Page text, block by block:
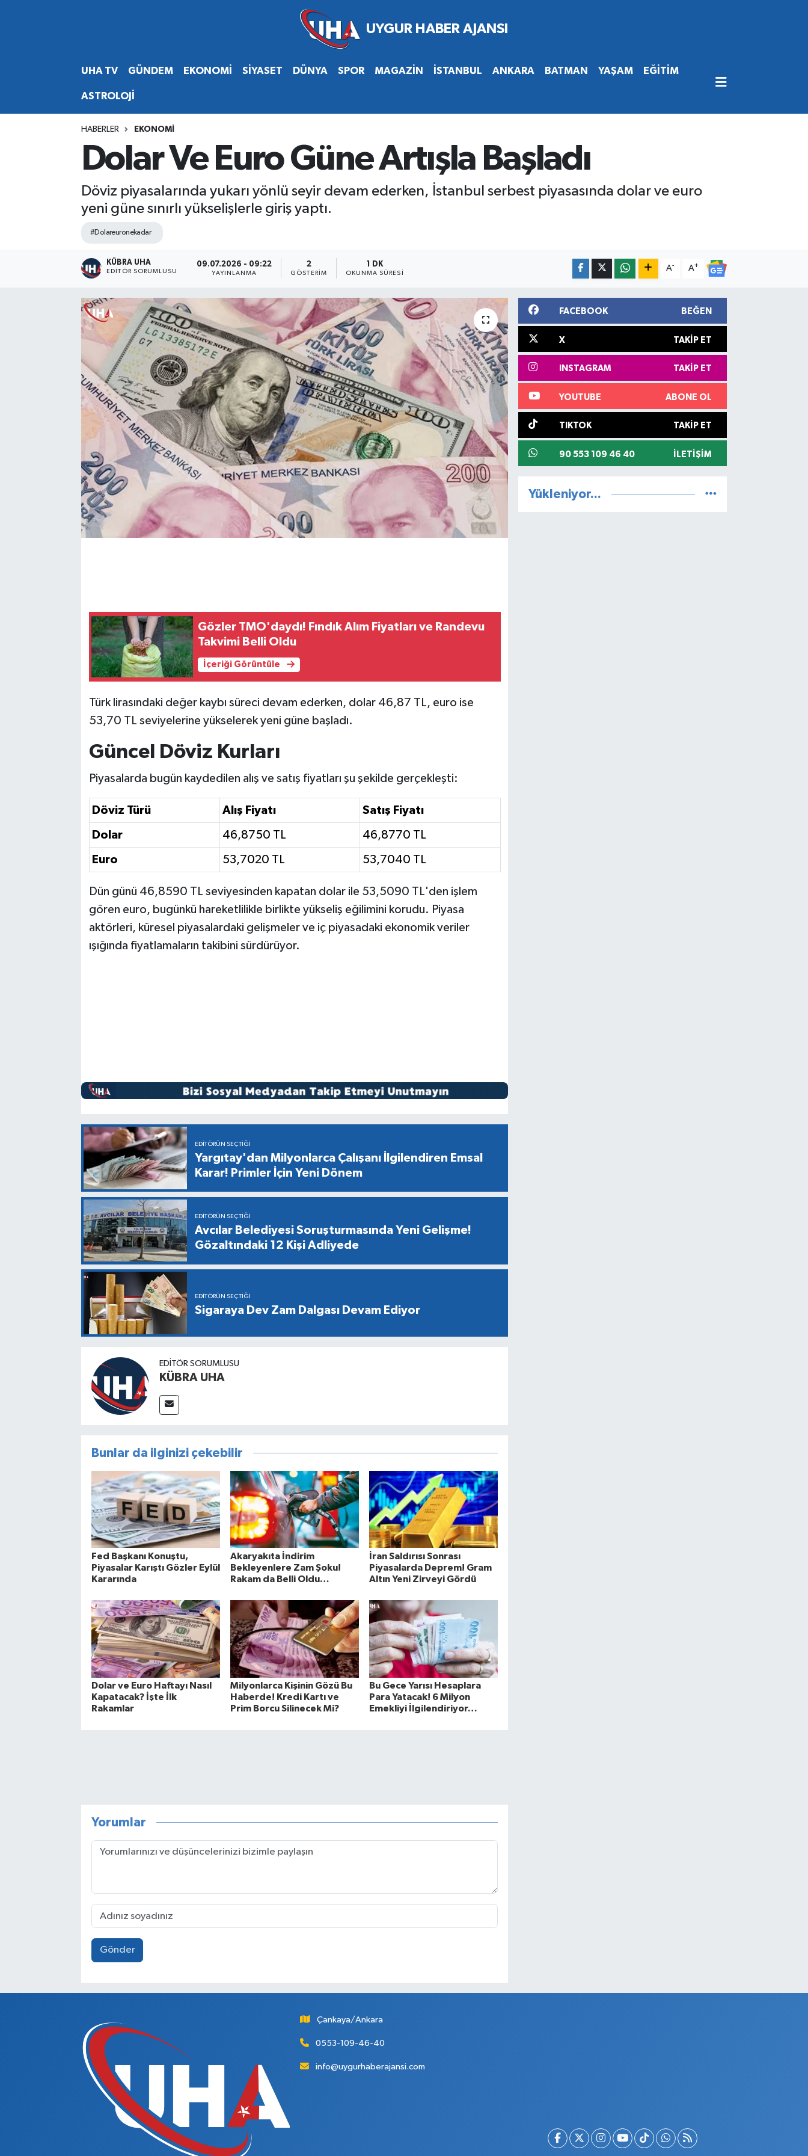
UHA TV GÜNDEM EKONOMİ SİYASET DÜNYA SPOR MAGAZİN İSTANBUL ANKARA BATMAN YAŞAM EĞİTİM
ASTROLOJİ
HABERLER EKONOMİ
Dolar Ve Euro Güne Artışla Başladı
Döviz piyasalarında yukarı yönlü seyir devam ederken, İstanbul serbest piyasasında dolar ve euro
yeni güne sınırlı yükselişlerle giriş yaptı.
#Dolareuronekadar
KÜBRA UHA
EDİTÖR SORUMLUSU
09.07.2026 - 09:22
YAYINLANMA
2
GÖSTERIM
1 DK
OKUNMA SÜRESI
A- A+
Gözler TMO'daydı! Fındık Alım Fiyatları ve Randevu
Takvimi Belli Oldu
İçeriği Görüntüle
Türk lirasındaki değer kaybı süreci devam ederken, dolar 46,87 TL, euro ise
53,70 TL seviyelerine yükselerek yeni güne başladı.
Güncel Döviz Kurları
Piyasalarda bugün kaydedilen alış ve satış fiyatları şu şekilde gerçekleşti:
Döviz Türü Alış Fiyatı Satış Fiyatı
Dolar 46,8750 TL 46,8770 TL
Euro 53,7020 TL 53,7040 TL
Dün günü 46,8590 TL seviyesinden kapatan dolar ile 53,5090 TL'den işlem
gören euro, bugünkü hareketlilikle birlikte yükseliş eğilimini korudu. Piyasa
aktörleri, küresel piyasalardaki gelişmeler ve iç piyasadaki ekonomik veriler
ışığında fiyatlamaların takibini sürdürüyor.
EDITÖRÜN SEÇTIĞI
Yargıtay'dan Milyonlarca Çalışanı İlgilendiren Emsal
Karar! Primler İçin Yeni Dönem
EDITÖRÜN SEÇTIĞI
Avcılar Belediyesi Soruşturmasında Yeni Gelişme!
Gözaltındaki 12 Kişi Adliyede
EDITÖRÜN SEÇTIĞI
Sigaraya Dev Zam Dalgası Devam Ediyor
EDİTÖR SORUMLUSU
KÜBRA UHA
Bunlar da ilginizi çekebilir
Fed Başkanı Konuştu,
Piyasalar Karıştı Gözler Eylül
Kararında
Akaryakıta İndirim
Bekleyenlere Zam Şoku!
Rakam da Belli Oldu…
İran Saldırısı Sonrası
Piyasalarda Deprem! Gram
Altın Yeni Zirveyi Gördü
Dolar ve Euro Haftayı Nasıl
Kapatacak? İşte İlk
Rakamlar
Milyonlarca Kişinin Gözü Bu
Haberde! Kredi Kartı ve
Prim Borcu Silinecek Mi?
Bu Gece Yarısı Hesaplara
Para Yatacak! 6 Milyon
Emekliyi İlgilendiriyor…
Yorumlar
Gönder
FACEBOOK BEĞEN
X TAKIP ET
INSTAGRAM TAKIP ET
YOUTUBE ABONE OL
TIKTOK TAKIP ET
90 553 109 46 40 İLETIŞIM
Yükleniyor...
Çankaya/Ankara
0553-109-46-40
info@uygurhaberajansi.com
Hava Durumu
Süper Lig Puan Durumu ve Fikstür
Tüm Manşetler
Son Dakika Haberleri
Haber Arşivi